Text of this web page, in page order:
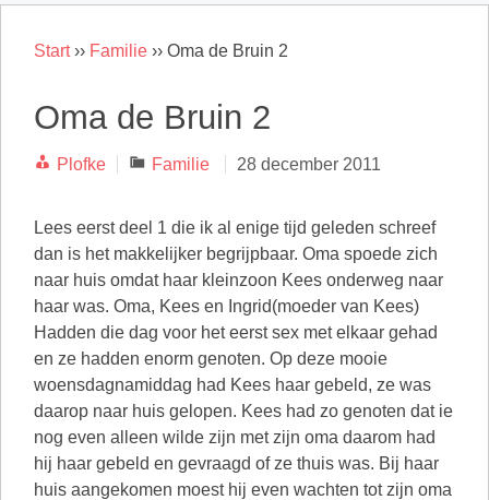
Start›› Familie ›› Oma de Bruin 2
Oma de Bruin 2
Plofke Categorieën
Familie 28 december 2011
Lees eerst deel 1 die ik al enige tijd geleden schreef
dan is het makkelijker begrijpbaar. Oma spoede zich
naar huis omdat haar kleinzoon Kees onderweg naar
haar was. Oma, Kees en Ingrid(moeder van Kees)
Hadden die dag voor het eerst sex met elkaar gehad
en ze hadden enorm genoten. Op deze mooie
woensdagnamiddag had Kees haar gebeld, ze was
daarop naar huis gelopen. Kees had zo genoten dat ie
nog even alleen wilde zijn met zijn oma daarom had
hij haar gebeld en gevraagd of ze thuis was. Bij haar
huis aangekomen moest hij even wachten tot zijn oma